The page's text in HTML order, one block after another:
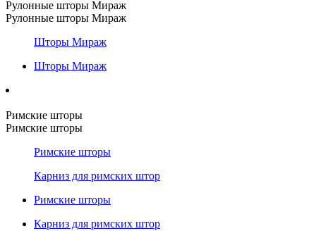
Рулонные шторы Мираж
Рулонные шторы Мираж
Шторы Мираж
Шторы Мираж
Римские шторы
Римские шторы
Римские шторы
Карниз для римских штор
Римские шторы
Карниз для римских штор